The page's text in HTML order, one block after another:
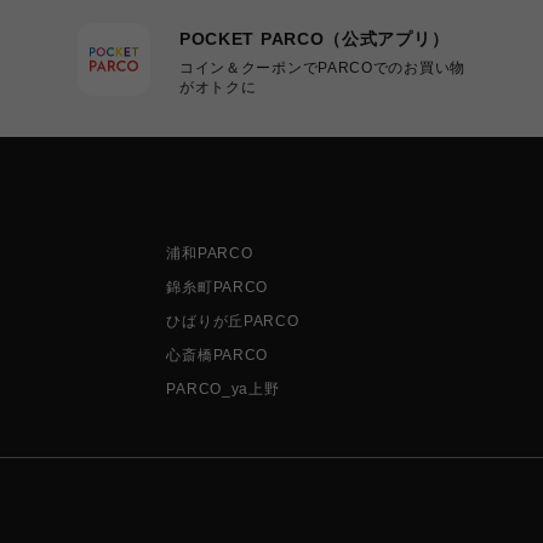
POCKET PARCO（公式アプリ）
コイン＆クーポンでPARCOでのお買い物
がオトクに
浦和PARCO
錦糸町PARCO
ひばりが丘PARCO
心斎橋PARCO
PARCO_ya上野